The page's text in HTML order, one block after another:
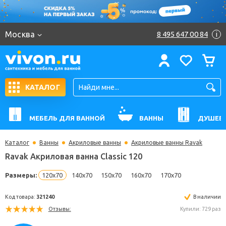
Москва 8 495 647 00 84 i
КАТАЛОГ
МЕБЕЛЬ ДЛЯ ВАННОЙ ВАННЫ
Каталог Ванны Акриловые ванны Акриловые ванны Ravak
Ravak Акриловая ванна Classic 120
Размеры: 120x70 170x70